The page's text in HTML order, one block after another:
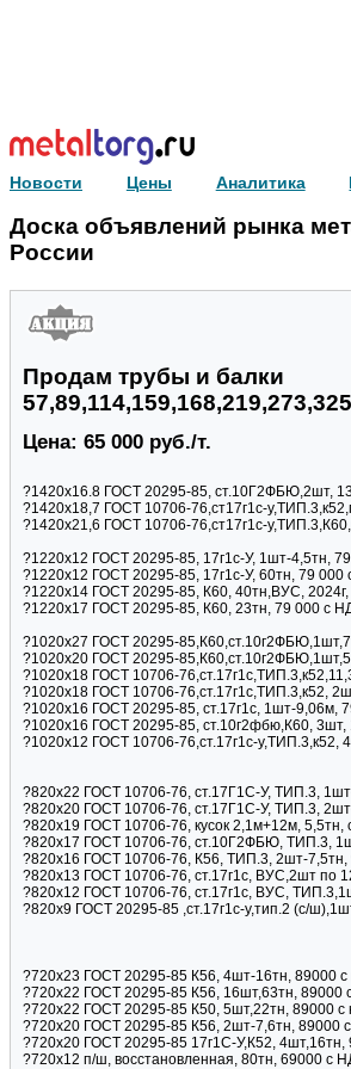
Новости Цены Аналитика
Доска объявлений рынка
России
Продам трубы и балки
Цена: 65 000 руб./т.
?1420х16.8 ГОСТ 20295-85, ст.10Г2ФБЮ,2шт,
?1420х18,7 ГОСТ 10706-76,ст17г1с-
?1420х21,6 ГОСТ 10706-76,ст17г1с-
?1220х12 ГОСТ 20295-85, 17г1с-У, 1шт-4,5тн,
?1220х12 ГОСТ 20295-85, 17г1с-У, 60тн, 79 000
?1220х14 ГОСТ 20295-85, К60, 40тн,ВУС,
?1220х17 ГОСТ 20295-85, К60, 23тн, 79 000 с
?1020х27 ГОСТ 20295-
?1020х20 ГОСТ 20295-
?1020х18 ГОСТ 10706-
?1020х18 ГОСТ 10706-76,ст.17г1с,ТИП.3,к52,
?1020х16 ГОСТ 20295-85, ст.17г1с, 1шт-9,06м,
?1020х16 ГОСТ 20295-85, ст.10г2фбю,К60, 3шт,
?1020х12 ГОСТ 10706-76,ст.17г1с-у,ТИП.3,к52,
?820х22 ГОСТ 10706-76, ст.17Г1С-У, ТИП.3,
?820х20 ГОСТ 10706-76, ст.17Г1С-У, ТИП.3,
?820х19 ГОСТ 10706-76, кусок 2,1м+12м,
?820х17 ГОСТ 10706-76, ст.10Г2ФБЮ, ТИП.3,
?820х16 ГОСТ 10706-76, К56, ТИП.3, 2шт-7,5тн,
?820х13 ГОСТ 10706-76, ст.17г1с, ВУС,2шт по
?820х12 ГОСТ 10706-76, ст.17г1с, ВУС,
?820x9 ГОСТ 20295-85 ,ст.17г1с-у,тип.2 (с/
?720х23 ГОСТ 20295-85 К56, 4шт-16тн, 89000 с
?720х22 ГОСТ 20295-85 К56, 16шт,63тн, 89000
?720х22 ГОСТ 20295-85 К50, 5шт,22тн, 89000 с
?720х20 ГОСТ 20295-85 К56, 2шт-7,6тн, 89000
?720х20 ГОСТ 20295-85 17г1С-У,К52, 4шт,16тн,
?720х12 п/ш, восстановленная, 80тн, 69000 с